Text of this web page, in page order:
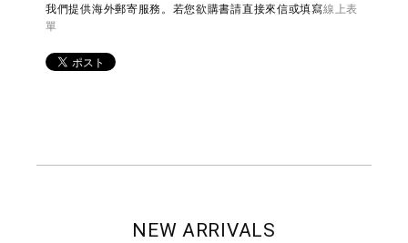
我們提供海外郵寄服務。若您欲購書請直接來信或填寫線上表
單
NEW ARRIVALS